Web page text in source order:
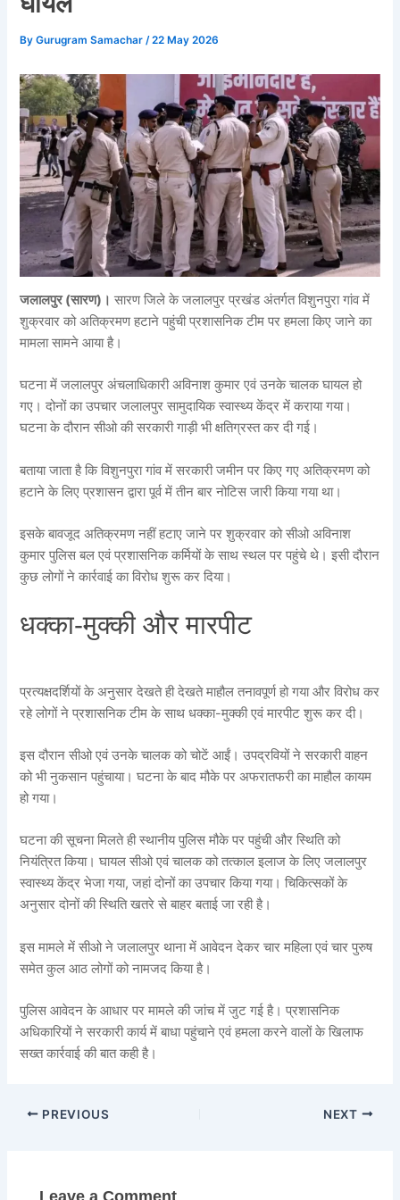
ByGurugram Samachar /22 May 2026
जलालपुर (सारण)। सारण जिले के जलालपुर प्रखंड अंतर्गत विशुनपुरा गांव में
शुक्रवार को अतिक्रमण हटाने पहुंची प्रशासनिक टीम पर हमला किए जाने का
मामला सामने आया है।
घटना में जलालपुर अंचलाधिकारी अविनाश कुमार एवं उनके चालक घायल हो
गए। दोनों का उपचार जलालपुर सामुदायिक स्वास्थ्य केंद्र में कराया गया।
घटना के दौरान सीओ की सरकारी गाड़ी भी क्षतिग्रस्त कर दी गई।
बताया जाता है कि विशुनपुरा गांव में सरकारी जमीन पर किए गए अतिक्रमण को
हटाने के लिए प्रशासन द्वारा पूर्व में तीन बार नोटिस जारी किया गया था।
इसके बावजूद अतिक्रमण नहीं हटाए जाने पर शुक्रवार को सीओ अविनाश
कुमार पुलिस बल एवं प्रशासनिक कर्मियों के साथ स्थल पर पहुंचे थे। इसी दौरान
कुछ लोगों ने कार्रवाई का विरोध शुरू कर दिया।
धक्का-मुक्की और मारपीट
प्रत्यक्षदर्शियों के अनुसार देखते ही देखते माहौल तनावपूर्ण हो गया और विरोध कर
रहे लोगों ने प्रशासनिक टीम के साथ धक्का-मुक्की एवं मारपीट शुरू कर दी।
इस दौरान सीओ एवं उनके चालक को चोटें आईं। उपद्रवियों ने सरकारी वाहन
को भी नुकसान पहुंचाया। घटना के बाद मौके पर अफरातफरी का माहौल कायम
हो गया।
घटना की सूचना मिलते ही स्थानीय पुलिस मौके पर पहुंची और स्थिति को
नियंत्रित किया। घायल सीओ एवं चालक को तत्काल इलाज के लिए जलालपुर
स्वास्थ्य केंद्र भेजा गया, जहां दोनों का उपचार किया गया। चिकित्सकों के
अनुसार दोनों की स्थिति खतरे से बाहर बताई जा रही है।
इस मामले में सीओ ने जलालपुर थाना में आवेदन देकर चार महिला एवं चार पुरुष
समेत कुल आठ लोगों को नामजद किया है।
पुलिस आवेदन के आधार पर मामले की जांच में जुट गई है। प्रशासनिक
अधिकारियों ने सरकारी कार्य में बाधा पहुंचाने एवं हमला करने वालों के खिलाफ
सख्त कार्रवाई की बात कही है।
PREVIOUS NEXT
Leave a Comment